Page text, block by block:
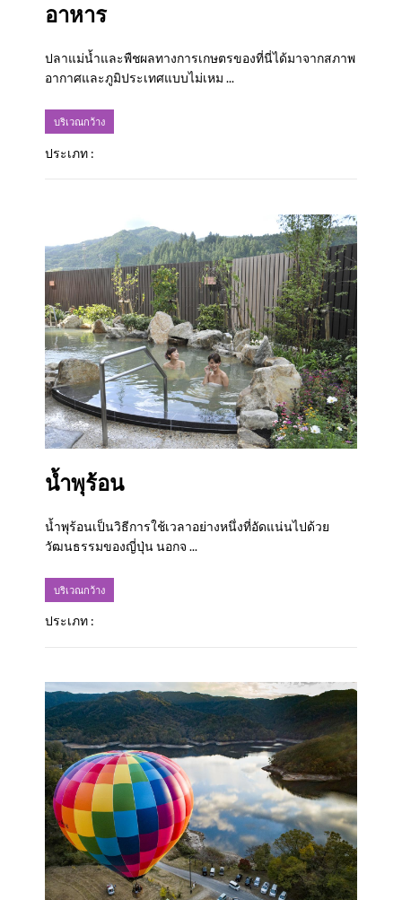
อาหาร
ปลาแม่น้ำและพืชผลทางการเกษตรของที่นี่ได้มาจากสภาพ
อากาศและภูมิประเทศแบบไม่เหม ...
บริเวณกว้าง
ประเภท :
น้ำพุร้อน
น้ำพุร้อนเป็นวิธีการใช้เวลาอย่างหนึ่งที่อัดแน่นไปด้วย
วัฒนธรรมของญี่ปุ่น นอกจ ...
บริเวณกว้าง
ประเภท :